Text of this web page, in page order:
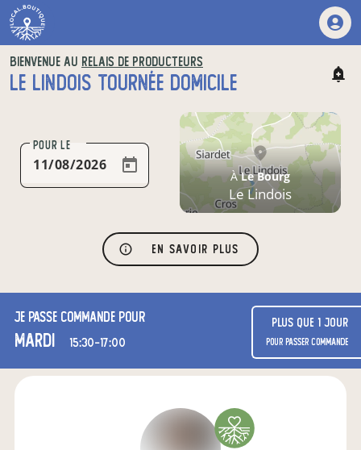
BIENVENUE AU RELAIS DE PRODUCTEURS
LE LINDOIS TOURNÉE DOMICILE
POUR LE
En savoir plus
ÀLe Bourg
Le Lindois
Je passe commande pour
mardi 15:30-17:00
Plus que 1 jour
pour passer commande